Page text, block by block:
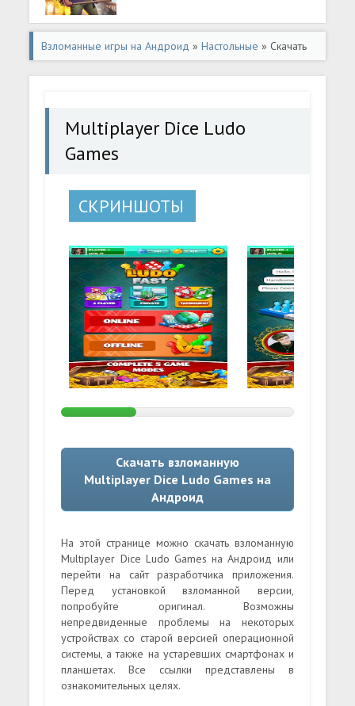
Взломанные игры на Андроид »Настольные » Скачать
Multiplayer Dice Ludo Games (Разблокировано все) на
Multiplayer Dice Ludo
Games
СКРИНШОТЫ
Скачать взломанную
Multiplayer Dice Ludo Games на
Андроид
На этой странице можно скачать взломанную
Multiplayer Dice Ludo Games на Андроид или
перейти на сайт разработчика приложения.
Перед установкой взломанной версии,
попробуйте оригинал. Возможны
непредвиденные проблемы на некоторых
устройствах со старой версией операционной
системы, а также на устаревших смартфонах и
планшетах. Все ссылки представлены в
ознакомительных целях.